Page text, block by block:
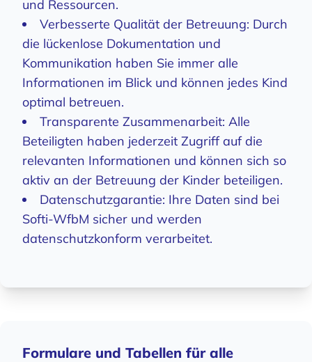
und Ressourcen.
Verbesserte Qualität der Betreuung: Durch
die lückenlose Dokumentation und
Kommunikation haben Sie immer alle
Informationen im Blick und können jedes Kind
optimal betreuen.
Transparente Zusammenarbeit: Alle
Beteiligten haben jederzeit Zugriff auf die
relevanten Informationen und können sich so
aktiv an der Betreuung der Kinder beteiligen.
Datenschutzgarantie: Ihre Daten sind bei
Softi-WfbM sicher und werden
datenschutzkonform verarbeitet.
Formulare und Tabellen für alle